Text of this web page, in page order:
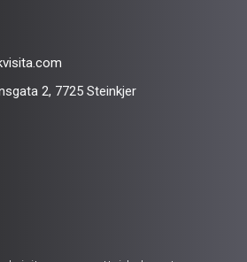
2, 7725 Steinkjer